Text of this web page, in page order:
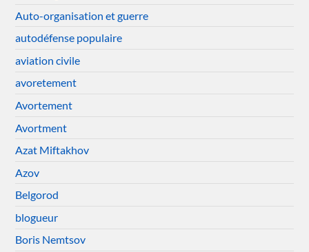
Auto-organisation et guerre
autodéfense populaire
aviation civile
avoretement
Avortement
Avortment
Azat Miftakhov
Azov
Belgorod
blogueur
Boris Nemtsov